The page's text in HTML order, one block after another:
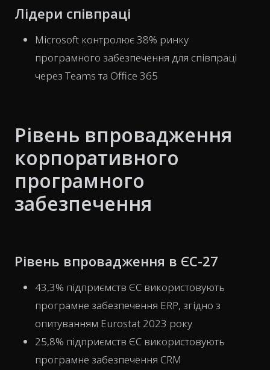
Лідери співпраці
Microsoft контролює 38% ринку
програмного забезпечення для співпраці
через Teams та Office 365
Рівень впровадження
корпоративного
програмного
забезпечення
Рівень впровадження в ЄС-27
43,3% підприємств ЄС використовують
програмне забезпечення ERP, згідно з
опитуванням Eurostat 2023 року
25,8% підприємств ЄС використовують
програмне забезпечення CRM